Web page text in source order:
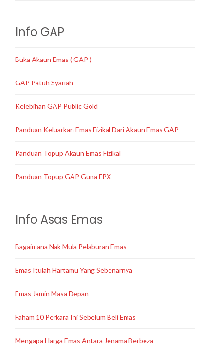
Info GAP
Buka Akaun Emas ( GAP )
GAP Patuh Syariah
Kelebihan GAP Public Gold
Panduan Keluarkan Emas Fizikal Dari Akaun Emas GAP
Panduan Topup Akaun Emas Fizikal
Panduan Topup GAP Guna FPX
Info Asas Emas
Bagaimana Nak Mula Pelaburan Emas
Emas Itulah Hartamu Yang Sebenarnya
Emas Jamin Masa Depan
Faham 10 Perkara Ini Sebelum Beli Emas
Mengapa Harga Emas Antara Jenama Berbeza